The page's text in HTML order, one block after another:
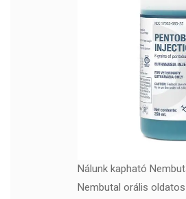
Nálunk kapható
Nembutal orális